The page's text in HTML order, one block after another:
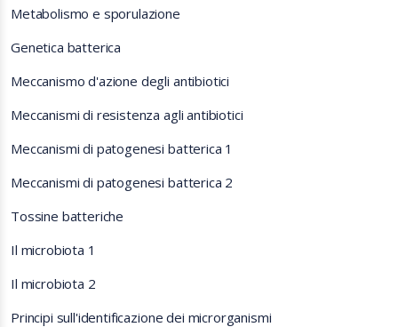
Metabolismo e sporulazione
Genetica batterica
Meccanismo d'azione degli antibiotici
Meccanismi di resistenza agli antibiotici
Meccanismi di patogenesi batterica 1
Meccanismi di patogenesi batterica 2
Tossine batteriche
Il microbiota 1
Il microbiota 2
Principi sull'identificazione dei microrganismi